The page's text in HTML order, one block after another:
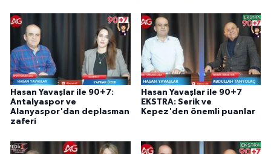
Hasan Yavaşlar ile 90+7:
Antalyaspor ve
Alanyaspor'dan deplasman
zaferi
Hasan Yavaşlar ile 90+7
EKSTRA: Serik ve
Kepez'den önemli puanlar